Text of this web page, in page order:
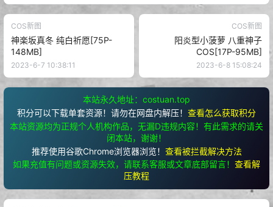
COS新图
神楽坂真冬 纯白祈愿[75P-
148MB]
2023-6-7 10:38:11
COS新图
阳炎型小菠萝 八重神子
COS[17P-95MB]
2023-6-8 15:08:24
本站永久地址：costuan.top
积分可以下载单套资源！请勿在网盘内解压！ 查看怎么获取积分
本站资源均为正规个人机构作品，无漏D违规内容！有此需求的请关
闭本站，谢谢！
推荐使用谷歌Chrome浏览器浏览！ 查看被拦截解决方法
如果充值有问题或资源失效，请联系客服或文章底部留言！ 查看解
压教程